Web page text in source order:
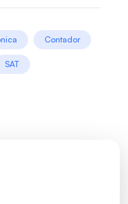
Contador
SAT